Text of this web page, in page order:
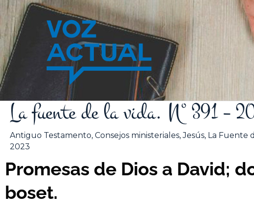
contenido
La fuente de la vida. Nº 391 –
Antiguo Testamento, Consejos ministeriales,Jesús, La Fuente
2023
Promesas de Dios a David;
boset.